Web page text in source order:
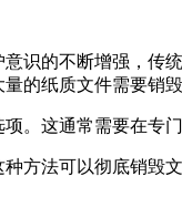
识的不断增强，传
的纸质文件需要销
。这通常需要在专
方法可以彻底销毁